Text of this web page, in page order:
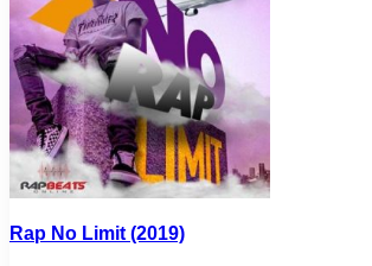
Rap No Limit (2019)